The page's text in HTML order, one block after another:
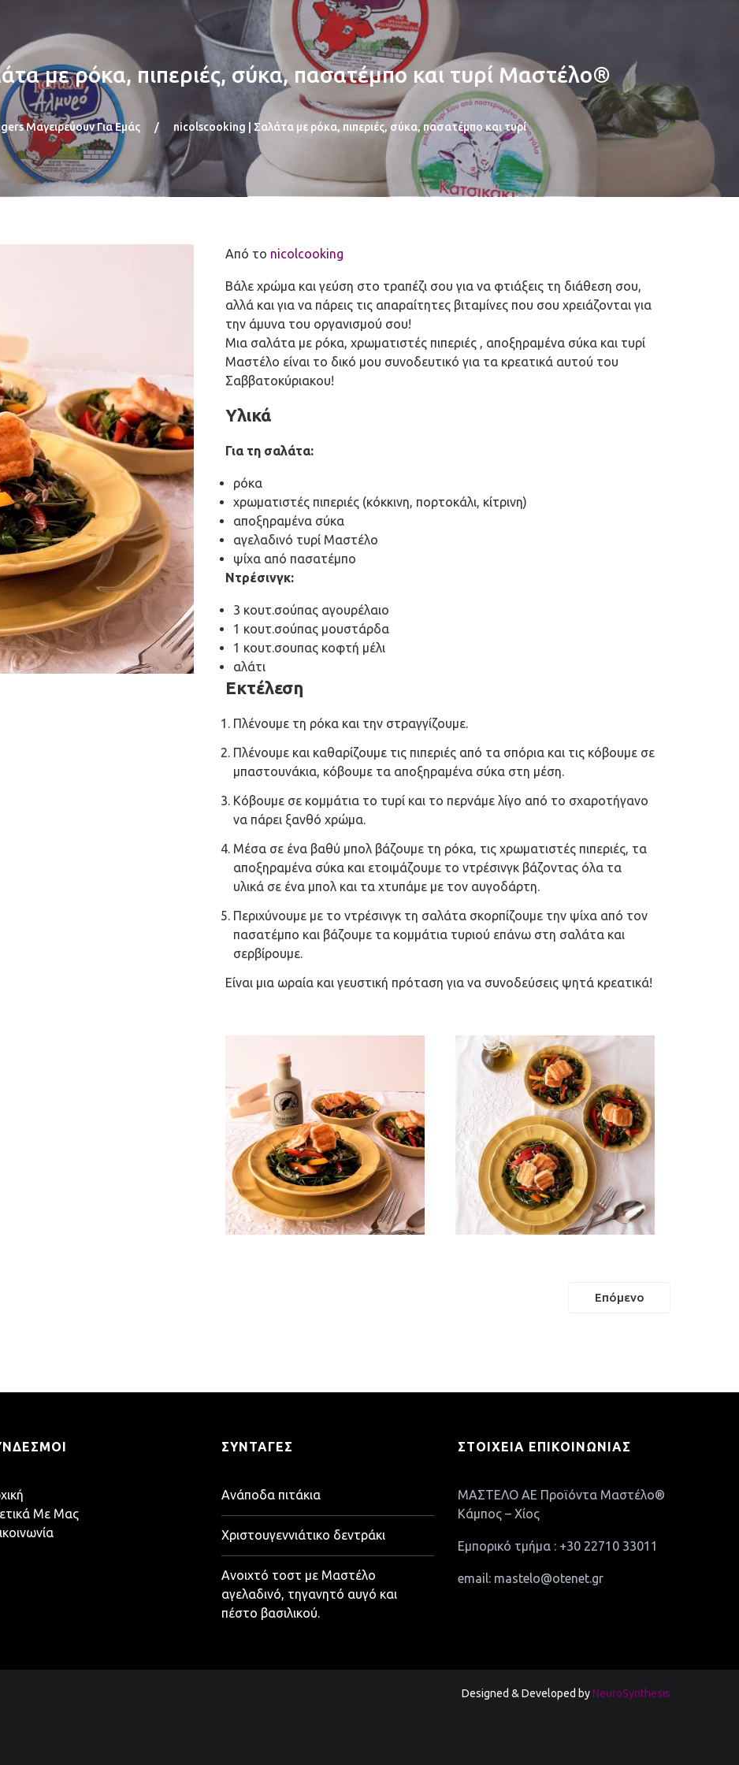
με ρόκα, πιπεριές, σύκα, πασατέμπο και τυρί Μαστέλο®
Μαγειρεύουν Για Εμάς / nicolscooking | Σαλάτα με ρόκα, πιπεριές, σύκα, πασατέμπο και τυρί
Από το nicolcooking
Βάλε χρώμα και γεύση στο τραπέζι σου για να φτιάξεις τη διάθεση σου,
αλλά και για να πάρεις τις απαραίτητες βιταμίνες που σου χρειάζονται για
την άμυνα του οργανισμού σου!
Μια σαλάτα με ρόκα, χρωματιστές πιπεριές , αποξηραμένα σύκα και τυρί
Μαστέλο είναι το δικό μου συνοδευτικό για τα κρεατικά αυτού του
Σαββατοκύριακου!
Υλικά
Για τη σαλάτα:
ρόκα
χρωματιστές πιπεριές (κόκκινη, πορτοκάλι, κίτρινη)
αποξηραμένα σύκα
αγελαδινό τυρί Μαστέλο
ψίχα από πασατέμπο
Ντρέσινγκ:
3 κουτ.σούπας αγουρέλαιο
1 κουτ.σούπας μουστάρδα
1 κουτ.σουπας κοφτή μέλι
αλάτι
Εκτέλεση
Πλένουμε τη ρόκα και την στραγγίζουμε.
Πλένουμε και καθαρίζουμε τις πιπεριές από τα σπόρια και τις κόβουμε σε
μπαστουνάκια, κόβουμε τα αποξηραμένα σύκα στη μέση.
Κόβουμε σε κομμάτια το τυρί και το περνάμε λίγο από το σχαροτήγανο
να πάρει ξανθό χρώμα.
Μέσα σε ένα βαθύ μπολ βάζουμε τη ρόκα, τις χρωματιστές πιπεριές, τα
αποξηραμένα σύκα και ετοιμάζουμε το ντρέσινγκ βάζοντας όλα τα
υλικά σε ένα μπολ και τα χτυπάμε με τον αυγοδάρτη.
Περιχύνουμε με το ντρέσινγκ τη σαλάτα σκορπίζουμε την ψίχα από τον
πασατέμπο και βάζουμε τα κομμάτια τυριού επάνω στη σαλάτα και
σερβίρουμε.
Είναι μια ωραία και γευστική πρόταση για να συνοδεύσεις ψητά κρεατικά!
Επόμενο
Με Μας
ΣΥΝΤΑΓΈΣ
Ανάποδα πιτάκια
Χριστουγεννιάτικο δεντράκι
Ανοιχτό τοστ με Μαστέλο
αγελαδινό, τηγανητό αυγό και
πέστο βασιλικού.
ΣΤΟΙΧΕΊΑ ΕΠΙΚΟΙΝΩΝΊΑΣ
ΜΑΣΤΕΛΟ ΑΕ Προϊόντα Μαστέλο®
Κάμπος – Χίος
Εμπορικό τμήμα : +30 22710 33011
email: mastelo@otenet.gr
Designed & Developed byNeuroSynthesis